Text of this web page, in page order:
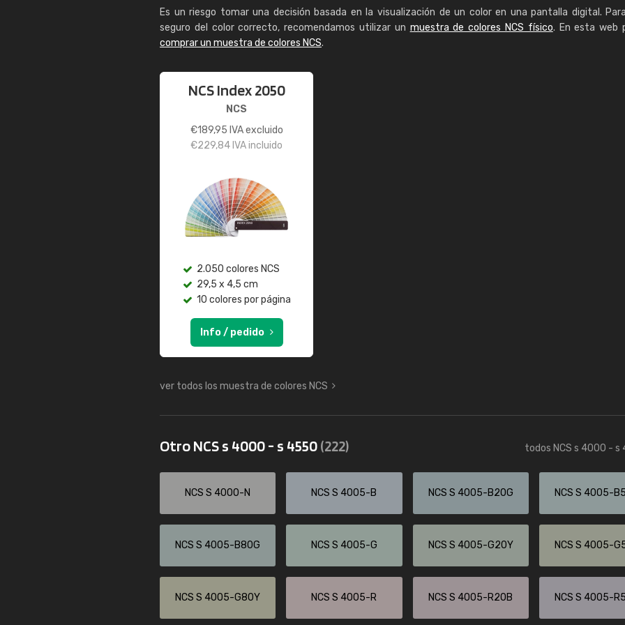
Es un riesgo tomar una decisión basada en la visualización de un color en una pantalla digital.
seguro del color correcto, recomendamos utilizar un muestra de colores NCS físico. En esta web
comprar un muestra de colores NCS.
NCS Index 2050
NCS
€189,95 IVA excluido
€229,84 IVA incluido
2.050 colores NCS
29,5 x 4,5 cm
10 colores por página
Info / pedido
ver todos los muestra de colores NCS
Otro NCS s 4000 - s 4550(222) todos NCS s 4000 - s
NCS S 4000-N NCS S 4005-B NCS S 4005-B20G NCS S 4005-
NCS S 4005-B80G NCS S 4005-G NCS S 4005-G20Y NCS S 4005-
NCS S 4005-G80Y NCS S 4005-R NCS S 4005-R20B NCS S 4005-